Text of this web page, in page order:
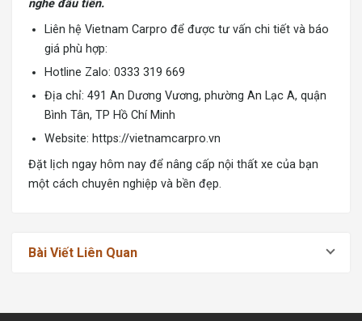
nghe đầu tiên.
Liên hệ Vietnam Carpro để được tư vấn chi tiết và báo
giá phù hợp:
Hotline Zalo: 0333 319 669
Địa chỉ: 491 An Dương Vương, phường An Lạc A, quận
Bình Tân, TP Hồ Chí Minh
Website: https://vietnamcarpro.vn
Đặt lịch ngay hôm nay để nâng cấp nội thất xe của bạn
một cách chuyên nghiệp và bền đẹp.
Bài Viết Liên Quan